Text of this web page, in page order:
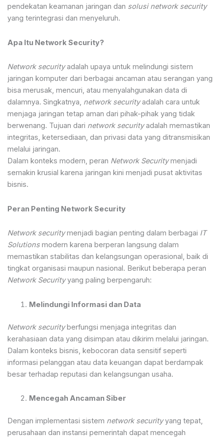
pendekatan keamanan jaringan dan solusi network security
yang terintegrasi dan menyeluruh.
Apa Itu Network Security?
Network securityadalah upaya untuk melindungi sistem
jaringan komputer dari berbagai ancaman atau serangan yang
bisa merusak, mencuri, atau menyalahgunakan data di
dalamnya. Singkatnya, network securityadalah cara untuk
menjaga jaringan tetap aman dari pihak-pihak yang tidak
berwenang. Tujuan dari network securityadalah memastikan
integritas, ketersediaan, dan privasi data yang ditransmisikan
melalui jaringan.
Dalam konteks modern, peran Network Securitymenjadi
semakin krusial karena jaringan kini menjadi pusat aktivitas
bisnis.
Peran Penting Network Security
Network securitymenjadi bagian penting dalam berbagai IT
Solutionsmodern karena berperan langsung dalam
memastikan stabilitas dan kelangsungan operasional, baik di
tingkat organisasi maupun nasional. Berikut beberapa peran
Network Securityyang paling berpengaruh:
Melindungi Informasi dan Data
Network securityberfungsi menjaga integritas dan
kerahasiaan data yang disimpan atau dikirim melalui jaringan.
Dalam konteks bisnis, kebocoran data sensitif seperti
informasi pelanggan atau data keuangan dapat berdampak
besar terhadap reputasi dan kelangsungan usaha.
Mencegah Ancaman Siber
Dengan implementasi sistem network securityyang tepat,
perusahaan dan instansi pemerintah dapat mencegah